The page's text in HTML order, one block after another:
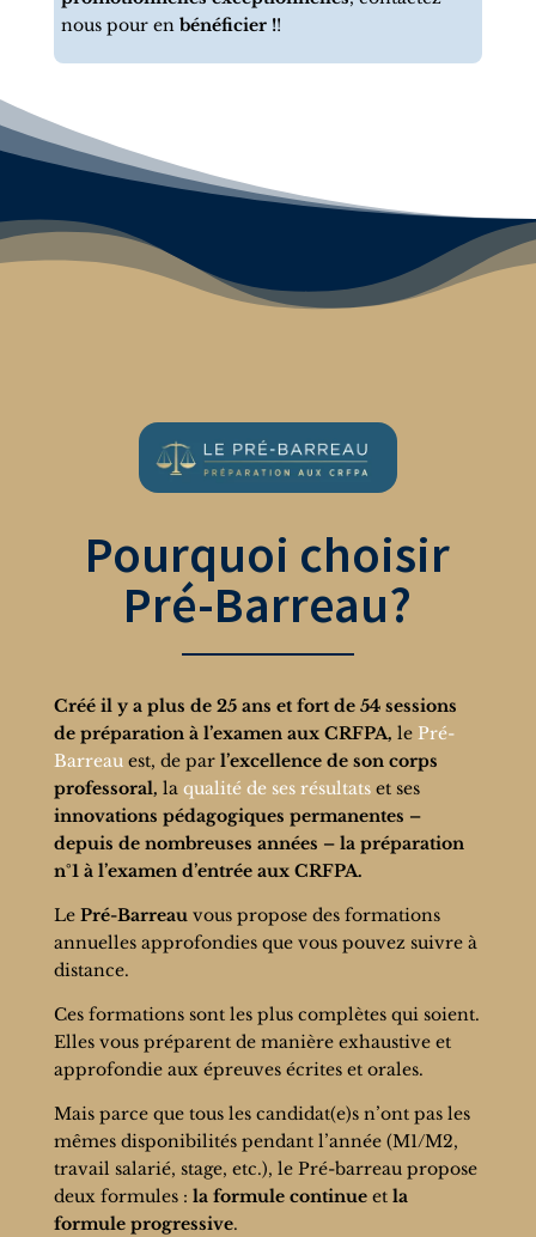
nous pour en bénéficier !!
Pourquoi choisir
Pré-Barreau?
Créé il y a plus de 25 ans et fort de 54 sessions
de préparation à l’examen aux CRFPA, le Pré-
Barreauest, de par l’excellence de son corps
professoral, la qualité de ses résultats et ses
innovations pédagogiques permanentes –
depuis de nombreuses années – la préparation
n°1 à l’examen d’entrée aux CRFPA.
Le Pré-Barreau vous propose des formations
annuelles approfondies que vous pouvez suivre à
distance.
Ces formations sont les plus complètes qui soient.
Elles vous préparent de manière exhaustive et
approfondie aux épreuves écrites et orales.
Mais parce que tous les candidat(e)s n’ont pas les
mêmes disponibilités pendant l’année (M1/M2,
travail salarié, stage, etc.), le Pré-barreau propose
deux formules : la formule continueet la
formule progressive.